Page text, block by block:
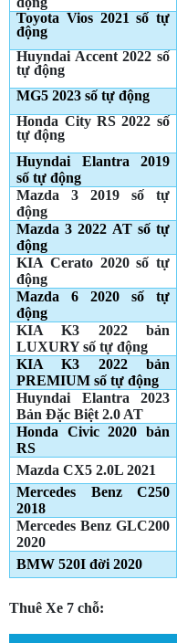
Toyota Vios 2021 số tự
động
Huyndai Accent 2022 số
tự động
MG5 2023 số tự động
Honda City RS 2022 số
tự động
Huyndai Elantra 2019
số tự động
Mazda 3 2019 số tự
động
Mazda 3 2022 AT số tự
động
KIA Cerato 2020 số tự
động
Mazda 6 2020 số tự
động
KIA K3 2022 bản
LUXURY số tự động
KIA K3 2022 bản
PREMIUM số tự động
Huyndai Elantra 2023
Bản Đặc Biệt 2.0 AT
Honda Civic 2020 bản
RS
Mazda CX5 2.0L 2021
Mercedes Benz C250
2018
Mercedes Benz GLC200
2020
BMW 520I đời 2020
Thuê Xe 7 chỗ: